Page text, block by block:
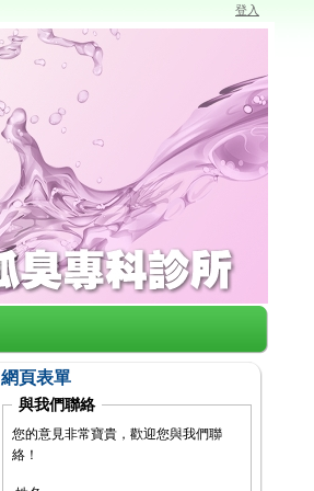
登入
網頁表單
與我們聯絡
您的意見非常寶貴，歡迎您與我們聯
絡！